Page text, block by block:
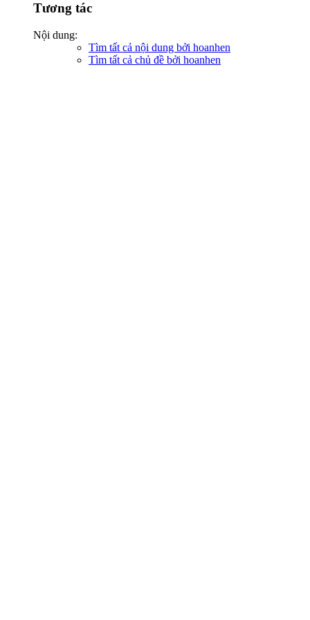
Tương tác
Nội dung:
Tìm tất cả nội dung bởi hoanhen
Tìm tất cả chủ đề bởi hoanhen